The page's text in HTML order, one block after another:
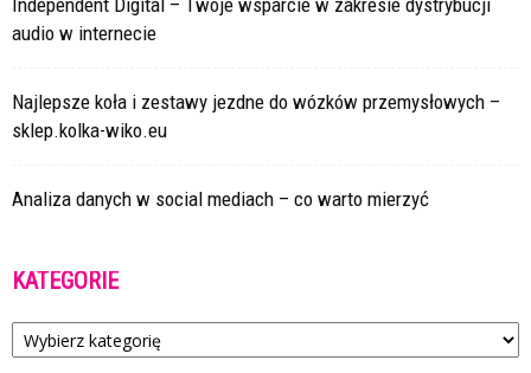
Independent Digital – Twoje wsparcie w zakresie dystrybucji
audio w internecie
Najlepsze koła i zestawy jezdne do wózków przemysłowych –
sklep.kolka-wiko.eu
Analiza danych w social mediach – co warto mierzyć
KATEGORIE
Kategorie